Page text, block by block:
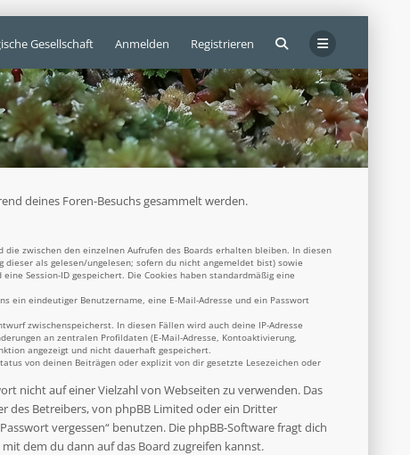
Gesellschaft Anmelden Registrieren
deines Foren-Besuchs gesammelt werden.
zwischen den einzelnen Aufrufen des Boards erhalten bleiben. In diesen
als gelesen/ungelesen; sofern du nicht angemeldet bist) sowie
Session-ID gespeichert. Die Cookies haben standardmäßig eine
ein eindeutiger Benutzername, eine E-Mail-Adresse und ein Passwort
zwischenspeicherst. In diesen Fällen wird auch deine IP-Adresse
an zentralen Profildaten (E-Mail-Adresse, Kontoaktivierung,
angezeigt und nicht dauerhaft gespeichert.
von deinen Beiträgen oder explizit von dir gesetzte Lesezeichen oder
nicht auf einer Vielzahl von Webseiten zu verwenden. Das
des Betreibers, von phpBB Limited oder ein Dritter
vergessen“ benutzen. Die phpBB-Software fragt dich
dem du dann auf das Board zugreifen kannst.